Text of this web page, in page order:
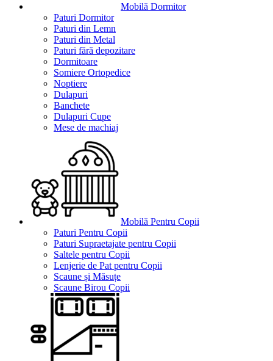
Mobilă Dormitor
Paturi Dormitor
Paturi din Lemn
Paturi din Metal
Paturi fără depozitare
Dormitoare
Somiere Ortopedice
Noptiere
Dulapuri
Banchete
Dulapuri Cupe
Mese de machiaj
Mobilă Pentru Copii
Paturi Pentru Copii
Paturi Supraetajate pentru Copii
Saltele pentru Copii
Lenjerie de Pat pentru Copii
Scaune și Măsuțe
Scaune Birou Copii